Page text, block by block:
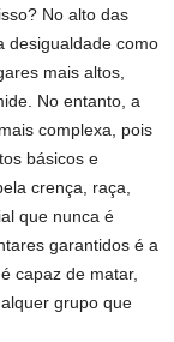
No alto das
desigualdade como
mais altos,
No entanto, a
complexa, pois
básicos e
crença, raça,
que nunca é
garantidos é a
capaz de matar,
grupo que